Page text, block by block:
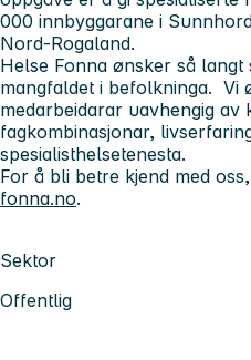
000 innbyggarane i
Nord-Rogaland.
Helse Fonna ønsker så langt
mangfaldet i befolkninga. Vi
medarbeidarar uavhengig av
fagkombinasjonar,
spesialisthelsetenesta.
For å bli betre kjend med
fonna.no.
Sektor
Offentlig